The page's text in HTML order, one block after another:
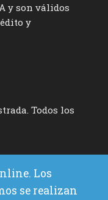
y son válidos
y
Todos los
Los
se realizan